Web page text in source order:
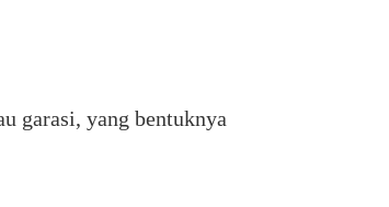
garasi, yang bentuknya